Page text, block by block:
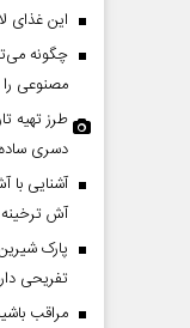
این غذای لاکچری را ۱۵
چگونه
مصنوعی
طرز تهیه
دسری
آشنایی با
آش
پارک
تفریحی
مراقب